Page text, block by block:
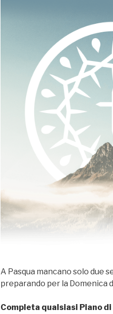
A Pasqua mancano solo due
preparando per la Domenica
Completa qualsiasi Piano